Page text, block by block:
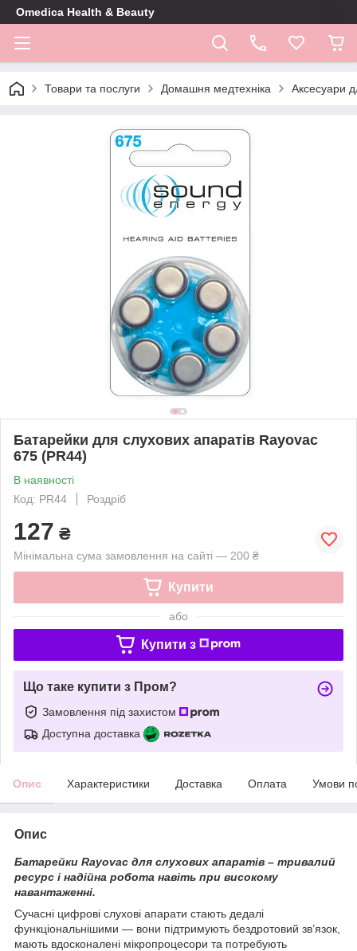
Omedica Health & Beauty
Товари та послуги Домашня медтехніка Аксесуари
Батарейки для слухових апаратів Rayovac
675 (PR44)
В наявності
Код: PR44
Роздріб
127 ₴
Мінімальна сума замовлення на сайті — 200 ₴
Купити
або
Купити з
Що таке купити з Пром?
Замовлення під захистом
Доступна доставка
Опис Характеристики Доставка Оплата Умови
Опис
Батарейки Rayovac для слухових апаратів – тривалий
ресурс і надійна робота навіть при високому
навантаженні.
Сучасні цифрові слухові апарати стають дедалі
функціональнішими — вони підтримують бездротовий зв’язок,
мають вдосконалені мікропроцесори та потребують